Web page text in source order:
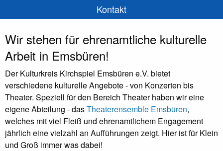
Kontakt
Wir stehen für ehrenamtliche kulturelle
Arbeit in Emsbüren!
Der Kulturkreis Kirchspiel Emsbüren e.V. bietet
verschiedene kulturelle Angebote - von Konzerten bis
Theater. Speziell für den Bereich Theater haben wir eine
eigene Abteilung - dasTheaterensemble Emsbüren,
welches mit viel Fleiß und ehrenamtlichem Engagement
jährlich eine vielzahl an Aufführungen zeigt. Hier ist für Klein
und Groß immer was dabei!